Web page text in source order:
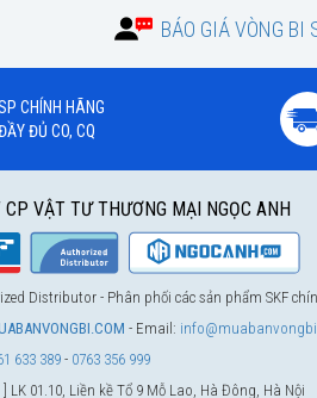
BÁO GIÁ VÒNG BI
CHÍNH HÃNG
ĐỦ CO, CQ
CP VẬT TƯ THƯƠNG MẠI NGỌC ANH
Distributor - Phân phối các sản phẩm SKF
- Email:
633 389 - 0763 356 999
] LK 01.10, Liền kề Tổ 9 Mỗ Lao, Hà Đông, Hà Nội